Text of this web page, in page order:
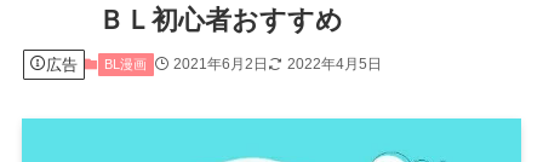
ＢＬ初心者おすすめ
広告 BL漫画 2021年6月2日 2022年4月5日